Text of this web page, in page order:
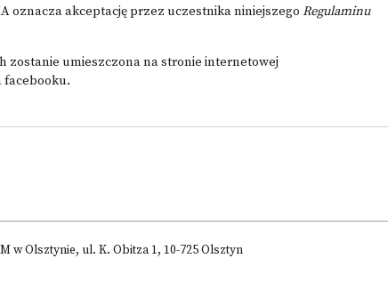
oznacza akceptację przez uczestnika niniejszego Regulaminu
zostanie umieszczona na stronie internetowej
facebooku.
w Olsztynie, ul. K. Obitza 1, 10-725 Olsztyn